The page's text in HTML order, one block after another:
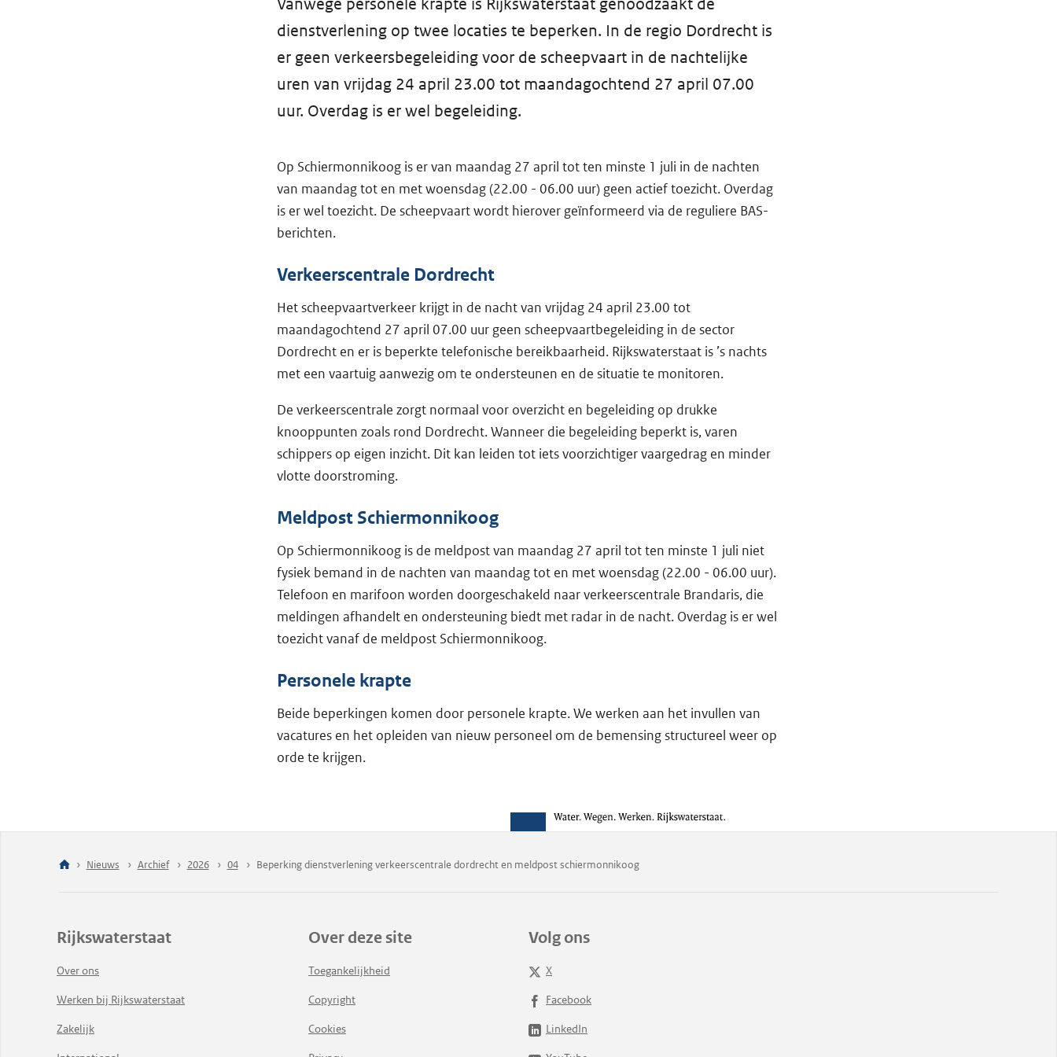
Vanwege personele krapte is Rijkswaterstaat genoodzaakt de
dienstverlening op twee locaties te beperken. In de regio Dordrecht is
er geen verkeersbegeleiding voor de scheepvaart in de nachtelijke
uren van vrijdag 24 april 23.00 tot maandagochtend 27 april 07.00
uur. Overdag is er wel begeleiding.
Op Schiermonnikoog is er van maandag 27 april tot ten minste 1 juli in de nachten
van maandag tot en met woensdag (22.00 - 06.00 uur) geen actief toezicht. Overdag
is er wel toezicht. De scheepvaart wordt hierover geïnformeerd via de reguliere BAS-
berichten.
Verkeerscentrale Dordrecht
Het scheepvaartverkeer krijgt in de nacht van vrijdag 24 april 23.00 tot
maandagochtend 27 april 07.00 uur geen scheepvaartbegeleiding in de sector
Dordrecht en er is beperkte telefonische bereikbaarheid. Rijkswaterstaat is ’s nachts
met een vaartuig aanwezig om te ondersteunen en de situatie te monitoren.
De verkeerscentrale zorgt normaal voor overzicht en begeleiding op drukke
knooppunten zoals rond Dordrecht. Wanneer die begeleiding beperkt is, varen
schippers op eigen inzicht. Dit kan leiden tot iets voorzichtiger vaargedrag en minder
vlotte doorstroming.
Meldpost Schiermonnikoog
Op Schiermonnikoog is de meldpost van maandag 27 april tot ten minste 1 juli niet
fysiek bemand in de nachten van maandag tot en met woensdag (22.00 - 06.00 uur).
Telefoon en marifoon worden doorgeschakeld naar verkeerscentrale Brandaris, die
meldingen afhandelt en ondersteuning biedt met radar in de nacht. Overdag is er wel
toezicht vanaf de meldpost Schiermonnikoog.
Personele krapte
Beide beperkingen komen door personele krapte. We werken aan het invullen van
vacatures en het opleiden van nieuw personeel om de bemensing structureel weer op
orde te krijgen.
Nieuws Archief 2026 04 Beperking dienstverlening verkeerscentrale dordrecht en meldpost schiermonnikoog
Rijkswaterstaat
Over ons
Werken bij Rijkswaterstaat
Zakelijk
Over deze site
Toegankelijkheid
Copyright
Cookies
Volg ons
X
Facebook
LinkedIn